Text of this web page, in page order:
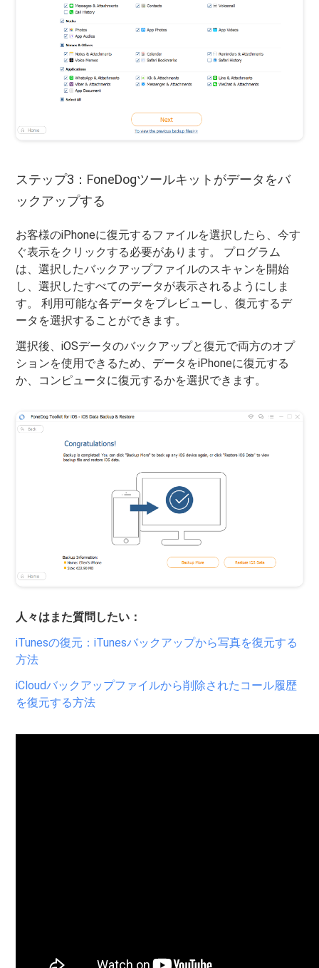
ステップ3：FoneDogツールキットがデータをバ
ックアップする
お客様のiPhoneに復元するファイルを選択したら、今す
ぐ表示をクリックする必要があります。 プログラム
は、選択したバックアップファイルのスキャンを開始
し、選択したすべてのデータが表示されるようにしま
す。 利用可能な各データをプレビューし、復元するデ
ータを選択することができます。
選択後、iOSデータのバックアップと復元で両方のオプ
ションを使用できるため、データをiPhoneに復元する
か、コンピュータに復元するかを選択できます。
人々はまた質問したい：
iTunesの復元：iTunesバックアップから写真を復元する
方法
iCloudバックアップファイルから削除されたコール履歴
を復元する方法